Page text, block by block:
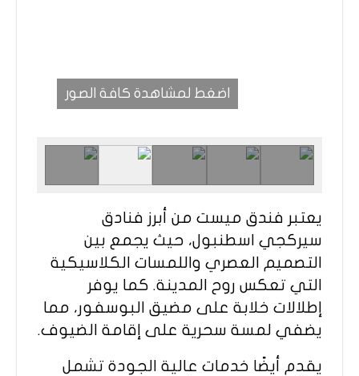
اضغط لمشاهدة كافة الصور
يعتبر فندق ميست من أبرز فنادق
سيركجي اسطنبول، حيث يجمع بين
التصميم العصري واللمسات الكلاسيكية
التي تعكس روح المدينة. كما يوفر
إطلالات خلابة على مضيق البوسفور، مما
يضفي لمسة سحرية على إقامة الضيوف.
يقدم أيضًا خدمات عالية الجودة تشمل